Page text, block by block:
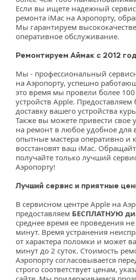
Если вы ищете надежный
ремонта iMac на Аэропорту,
Мы гарантируем
оперативное обслуживание.
Ремонтируем Аймак с 2012
Мы - профессиональный
на Аэропорту, успешно
это время мы провели более
устройств Apple. Предоставляем
доставку вашего устройства
Также вы можете привести свое
на ремонт в любое удобное для
опытные мастера оперативно и
восстановят ваш iMac.
получайте только лучший
Аэропорту!
Лучший сервис и приятные
В сервисном центре Apple на
предоставляем БЕСПЛАТНУЮ
среднее время ее проведения
минут. Время устранения
от характера поломки и может
минут до 2 суток. Стоимость
Аэропорту согласовывается
строго соответствует ценам,